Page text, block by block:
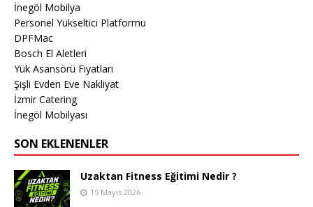
İnegöl Mobilya
Personel Yükseltici Platformu
DPFMac
Bosch El Aletleri
Yük Asansörü Fiyatları
Şişli Evden Eve Nakliyat
İzmir Catering
İnegöl Mobilyası
SON EKLENENLER
Uzaktan Fitness Eğitimi Nedir ?
15 Mayıs 2026